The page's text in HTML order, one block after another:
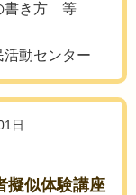
書き方 等
活動センター
日
擬似体験講座